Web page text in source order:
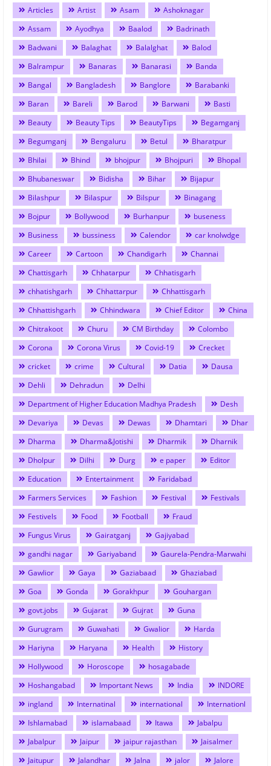
Articles Artist Asam
Ashoknagar
Assam
Ayodhya Baalod
Badrinath
Badwani
Balaghat Balalghat
Balod
Balrampur
Banaras Banarasi
Banda
Bangal
Bangladesh Banglore
Barabanki
Baran
Bareli Barod Barwani
Basti
Beauty
Beauty Tips BeautyTips
Begamganj
Begumganj
Bengaluru Betul
Bharatpur
Bhilai
Bhind bhojpur Bhojpuri
Bhopal
Bhubaneswar
Bidisha Bihar
Bijapur
Bilashpur
Bilaspur Bilspur
Binagang
Bojpur
Bollywood Burhanpur
buseness
Business
bussiness Calendor
car knolwdge
Career
Cartoon Chandigarh
Channai
Chattisgarh
Chhatarpur
Chhatisgarh
chhatishgarh
Chhattarpur
Chhattisgarh
Chhattishgarh
Chhindwara Chief Editor
China
Chitrakoot
Churu CM Birthday
Colombo
Corona
Corona Virus Covid-19
Crecket
cricket
crime Cultural Datia
Dausa
Dehli
Dehradun
Delhi
Department of Higher Education Madhya Pradesh
Desh
Devariya
Devas Dewas Dhamtari
Dhar
Dharma
Dharma&Jotishi Dharmik
Dharnik
Dholpur
Dilhi Durg e paper
Editor
Education
Entertainment
Faridabad
Farmers Services
Fashion Festival
Festivals
Festivels
Food Football
Fraud
Fungus Virus
Gairatganj
Gajiyabad
gandhi nagar
Gariyaband
Gaurela-Pendra-Marwahi
Gawlior
Gaya Gaziabaad
Ghaziabad
Goa
Gonda Gorakhpur
Gouhargan
govt.jobs
Gujarat Gujrat
Guna
Gurugram
Guwahati Gwalior
Harda
Hariyna
Haryana Health
History
Hollywood
Horoscope
hosagabade
Hoshangabad
Important News India
INDORE
ingland
Internatinal international
Internationl
Ishlamabad
islamabaad Itawa
Jabalpu
Jabalpur
Jaipur jaipur rajasthan
Jaisalmer
Jaitupur
Jalandhar Jalna jalor
Jalore